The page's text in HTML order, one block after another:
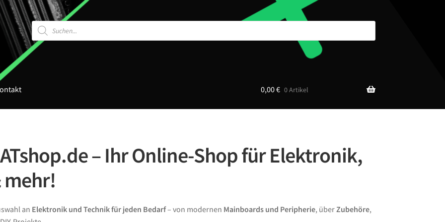
Products
search
0,00€ 0 Artikel
– Ihr Online-Shop für Elektronik,
mehr!
an Elektronik und Technik für jeden Bedarf– von modernen Mainboards und Peripherie, überZubehöre,